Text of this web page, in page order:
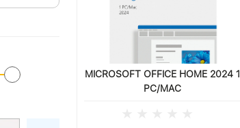
MICROSOFT OFFICE HOME 2024 1
PC/MAC